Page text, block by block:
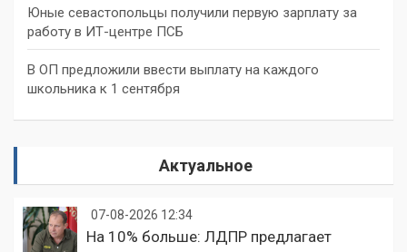
Юные севастопольцы получили первую зарплату за
работу в ИТ-центре ПСБ
В ОП предложили ввести выплату на каждого
школьника к 1 сентября
Актуальное
07-08-2026 12:34
На 10% больше: ЛДПР предлагает